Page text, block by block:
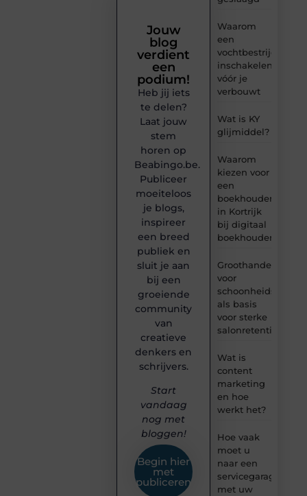
Waarom
een
inschakelen
vóór je
verbouwt
Wat is KY
glijmiddel?
Waarom
kiezen voor
een
boekhouder
in Kortrijk
bij digitaal
boekhouden?
Groothandel
voor
als basis
voor sterke
salonretentie
Wat is
content
marketing
en hoe
werkt het?
Hoe vaak
moet u
naar een
servicegarage
met uw
Jouw
blog
verdient
een
podium!
Heb jij iets
te delen?
Laat jouw
stem
horen op
Beabingo.be.
Publiceer
moeiteloos
je blogs,
inspireer
een breed
publiek en
sluit je aan
bij een
groeiende
community
van
creatieve
denkers en
schrijvers.
Start
vandaag
nog met
bloggen!
Begin hier
met
publiceren